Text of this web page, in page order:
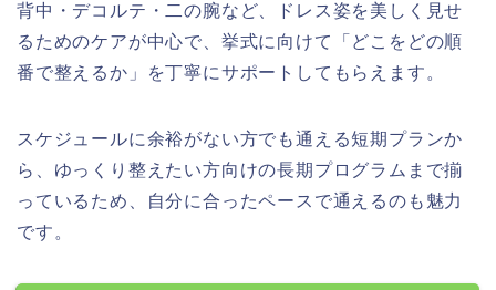
背中・デコルテ・二の腕など、ドレス姿を美しく見せ
るためのケアが中心で、挙式に向けて「どこをどの順
番で整えるか」を丁寧にサポートしてもらえます。
スケジュールに余裕がない方でも通える短期プランか
ら、ゆっくり整えたい方向けの長期プログラムまで揃
っているため、自分に合ったペースで通えるのも魅力
です。